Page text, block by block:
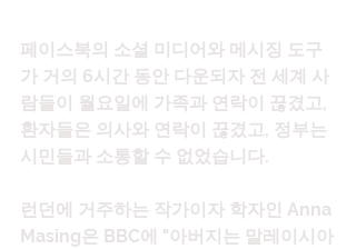
페이스북의 소셜 미디어와 메시징 도구
가 거의 6시간 동안 다운되자 전 세계 사
람들이 월요일에 가족과 연락이 끊겼고,
환자들은 의사와 연락이 끊겼고, 정부는
시민들과 소통할 수 없었습니다.
런던에 거주하는 작가이자 학자인 Anna
Masing은 BBC에 "아버지는 말레이시아